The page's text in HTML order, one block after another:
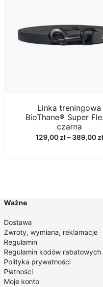
Linka treningowa
BioThane® Super
czarna
129,00 zł– 389,00 zł
Ważne
Dostawa
Zwroty, wymiana, reklamacje
Regulamin
Regulamin kodów rabatowych
Polityka prywatności
Płatności
Moje konto